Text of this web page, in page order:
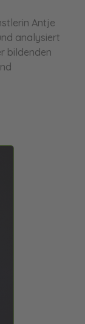
Antje
analysiert
bildenden